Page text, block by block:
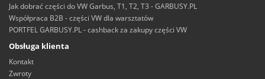
Jak dobrać części do VW Garbus, T1, T2, T3 - GARBUSY.PL
Współpraca B2B - części VW dla warsztatów
PORTFEL GARBUSY.PL - cashback za zakupy części VW
Obsługa klienta
Kontakt
Zwroty